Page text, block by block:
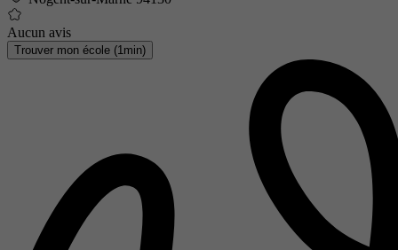
Aucun avis
Trouver mon école (1min)